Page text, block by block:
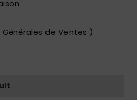
Générales de Ventes )